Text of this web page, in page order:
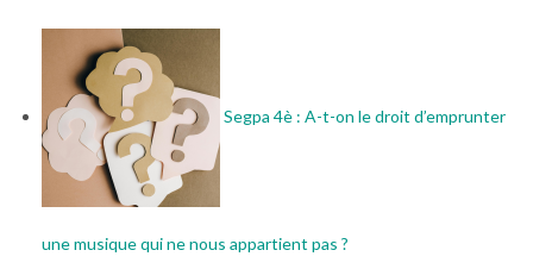
Segpa 4è : A-t-on le droit d’emprunter
une musique qui ne nous appartient pas ?